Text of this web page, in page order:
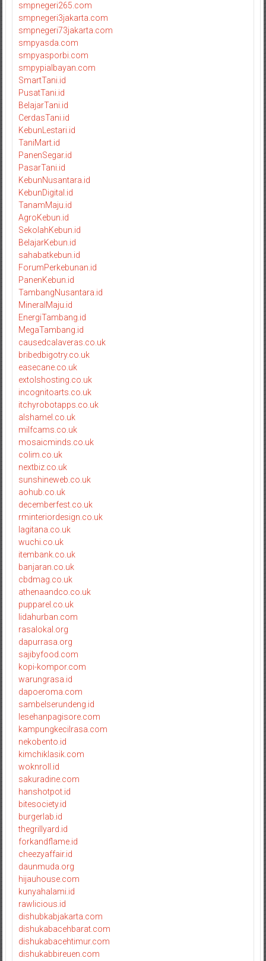
smpnegeri265.com
smpnegeri3jakarta.com
smpnegeri73jakarta.com
smpyasda.com
smpyasporbi.com
smpypialbayan.com
SmartTani.id
PusatTani.id
BelajarTani.id
CerdasTani.id
KebunLestari.id
TaniMart.id
PanenSegar.id
PasarTani.id
KebunNusantara.id
KebunDigital.id
TanamMaju.id
AgroKebun.id
SekolahKebun.id
BelajarKebun.id
sahabatkebun.id
ForumPerkebunan.id
PanenKebun.id
TambangNusantara.id
MineralMaju.id
EnergiTambang.id
MegaTambang.id
causedcalaveras.co.uk
bribedbigotry.co.uk
easecane.co.uk
extolshosting.co.uk
incognitoarts.co.uk
itchyrobotapps.co.uk
alshamel.co.uk
milfcams.co.uk
mosaicminds.co.uk
colim.co.uk
nextbiz.co.uk
sunshineweb.co.uk
aohub.co.uk
decemberfest.co.uk
rminteriordesign.co.uk
lagitana.co.uk
wuchi.co.uk
itembank.co.uk
banjaran.co.uk
cbdmag.co.uk
athenaandco.co.uk
pupparel.co.uk
lidahurban.com
rasalokal.org
dapurrasa.org
sajibyfood.com
kopi-kompor.com
warungrasa.id
dapoeroma.com
sambelserundeng.id
lesehanpagisore.com
kampungkecilrasa.com
nekobento.id
kimchiklasik.com
woknroll.id
sakuradine.com
hanshotpot.id
bitesociety.id
burgerlab.id
thegrillyard.id
forkandflame.id
cheezyaffair.id
daunmuda.org
hijauhouse.com
kunyahalami.id
rawlicious.id
dishubkabjakarta.com
dishukabacehbarat.com
dishukabacehtimur.com
dishukabbireuen.com